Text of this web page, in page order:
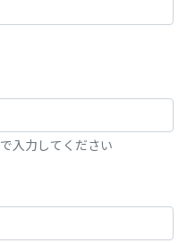
入力してください